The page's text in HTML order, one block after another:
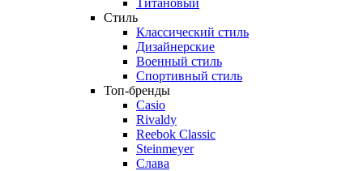
Титановый
Стиль
Классический стиль
Дизайнерские
Военный стиль
Спортивный стиль
Топ-бренды
Casio
Rivaldy
Reebok Classic
Steinmeyer
Слава